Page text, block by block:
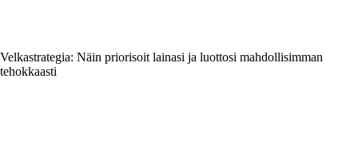
Velkastrategia: Näin priorisoit lainasi ja luottosi mahdollisimman
tehokkaasti